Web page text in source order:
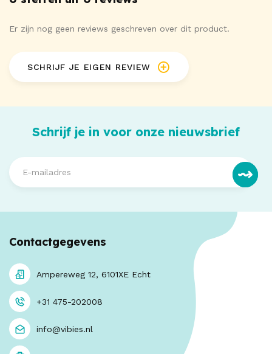
Er zijn nog geen reviews geschreven over dit product.
SCHRIJF JE EIGEN REVIEW
Schrijf je in voor onze nieuwsbrief
Contactgegevens
Ampereweg 12, 6101XE Echt
+31 475-202008
info@vibies.nl